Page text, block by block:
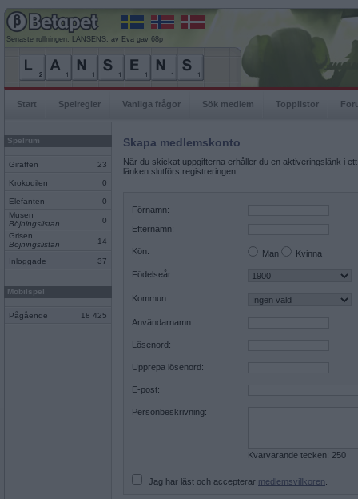
Senaste rullningen, LANSENS, av Eva gav 68p
Start Spelregler Vanliga frågor Sök medlem Topplistor
Spelrum
Giraffen 23
Krokodilen 0
Elefanten
0
Musen
Böjningslistan
0
Grisen
Böjningslistan
14
Inloggade 37
Mobilspel
Pågående 18 425
Skapa medlemskonto
När du skickat uppgifterna erhåller du en aktiveringslänk i
länken slutförs registreringen.
Förnamn:
Efternamn:
Kön: Man Kvinna
Födelseår:
Kommun:
Användarnamn:
Lösenord:
Upprepa lösenord:
E-post:
Personbeskrivning:
Kvarvarande tecken:
Jag har läst och accepterar medlemsvillkoren